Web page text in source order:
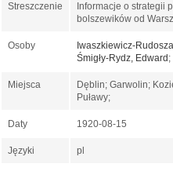
Streszczenie
Informacje o strategii
bolszewików od
Osoby Iwaszkiewicz-
Śmigły-Rydz, Edward ;
Miejsca
Dęblin; Garwolin;
Puławy;
Daty 1920-08-15
Języki pl